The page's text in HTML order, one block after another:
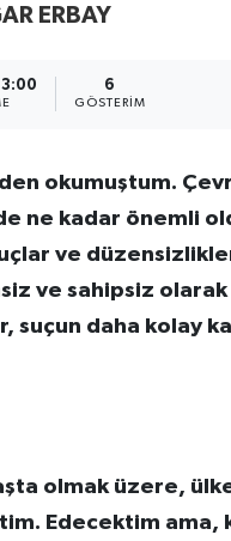
ERBAY
6
GÖSTERIM
okumuştum.
ne kadar önemli
ve
ve sahipsiz olarak
suçun daha kolay
olmak üzere,
Edecektim ama,